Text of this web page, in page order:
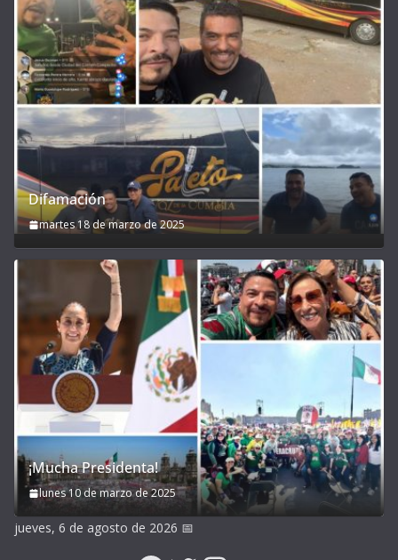
Difamación
martes 18 de marzo de 2025
¡Mucha Presidenta!
lunes 10 de marzo de 2025
jueves, 6 de agosto de 2026 📅